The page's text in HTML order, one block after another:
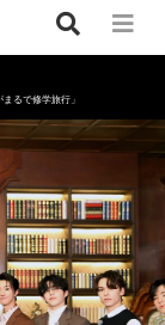
るで修学旅行」